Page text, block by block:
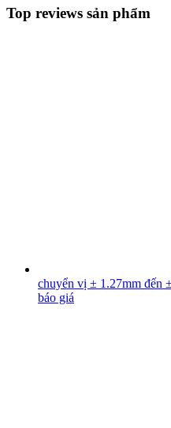
Top reviews sản phẩm
chuyển vị ± 1.27mm đến
báo giá